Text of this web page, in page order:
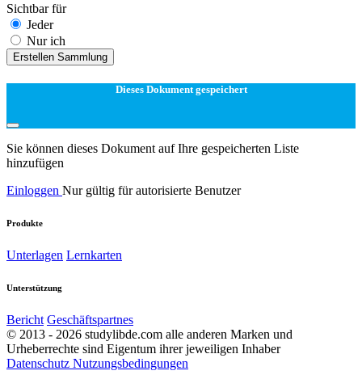
Sichtbar für
Jeder
Nur ich
Erstellen Sammlung
Dieses Dokument gespeichert
Sie können dieses Dokument auf Ihre gespeicherten Liste
hinzufügen
Einloggen Nur gültig für autorisierte Benutzer
Produkte
Unterlagen Lernkarten
Unterstützung
Bericht Geschäftspartnes
© 2013 - 2026 studylibde.com alle anderen Marken und
Urheberrechte sind Eigentum ihrer jeweiligen Inhaber
Datenschutz Nutzungsbedingungen